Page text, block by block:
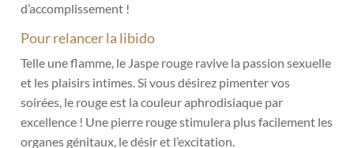
d’accomplissement !
Pour relancer la libido
Telle une flamme, le Jaspe rouge ravive la passion sexuelle
et les plaisirs intimes. Si vous désirez pimenter vos
soirées, le rouge est la couleur aphrodisiaque par
excellence ! Une pierre rouge stimulera plus facilement les
organes génitaux, le désir et l’excitation.